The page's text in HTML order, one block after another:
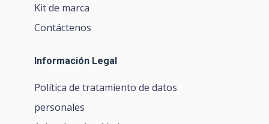
Kit de marca
Contáctenos
Información Legal
Política de tratamiento de datos
personales